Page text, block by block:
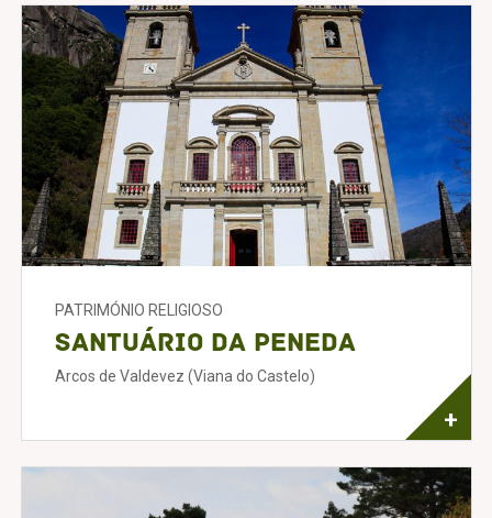
PATRIMÓNIO RELIGIOSO
Santuário da Peneda
Arcos de Valdevez (Viana do Castelo)
+